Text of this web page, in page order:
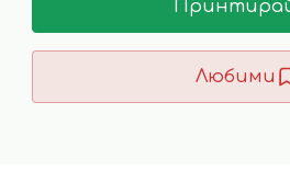
Любими